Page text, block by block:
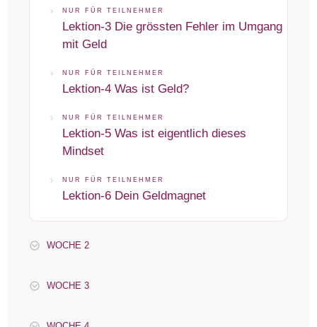
NUR FÜR TEILNEHMER
Lektion-3 Die grössten Fehler im Umgang
mit Geld
NUR FÜR TEILNEHMER
Lektion-4 Was ist Geld?
NUR FÜR TEILNEHMER
Lektion-5 Was ist eigentlich dieses
Mindset
NUR FÜR TEILNEHMER
Lektion-6 Dein Geldmagnet
WOCHE 2
WOCHE 3